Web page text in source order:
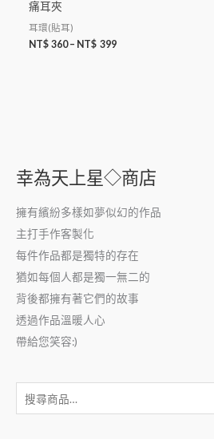
幸為天上星◇商店
擁有繽紛多樣如夢似幻的作品
主打手作客製化
每件作品都是獨特的存在
猶如每個人都是獨一無二的
背後都擁有著它們的故事
透過作品溫暖人心
帶給您笑容:)
痛耳夾
耳環(貼耳)
NT$ 360– NT$ 399